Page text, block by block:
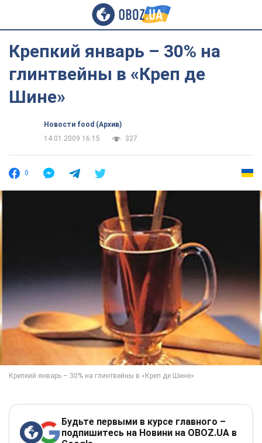
Крепкий январь – 30% на
глинтвейны в «Креп де
Шине»
Новости food (Архив)
14.01.2009 16:15
327
0
Будьте первыми в курсе главного –
подпишитесь на Новини на OBOZ.UA в